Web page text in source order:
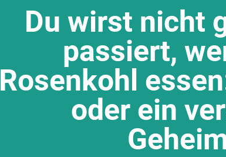
Du wirst nicht
passiert,
Rosenkohl
oder ein